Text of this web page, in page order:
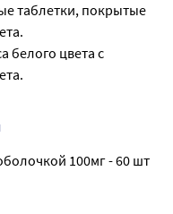
таблетки, покрытые
белого цвета с
100мг - 60 шт